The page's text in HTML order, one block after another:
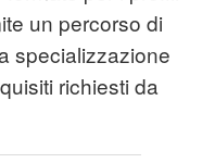
un percorso di
specializzazione
richiesti da